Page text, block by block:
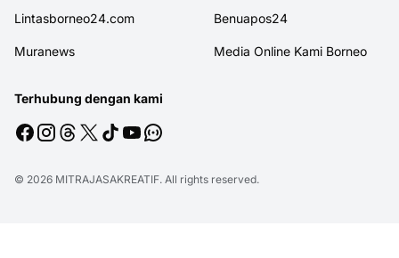
Lintasborneo24.com Benuapos24
Muranews Media Online Kami Borneo
Terhubung dengan kami
© 2026 MITRAJASAKREATIF. All rights reserved.